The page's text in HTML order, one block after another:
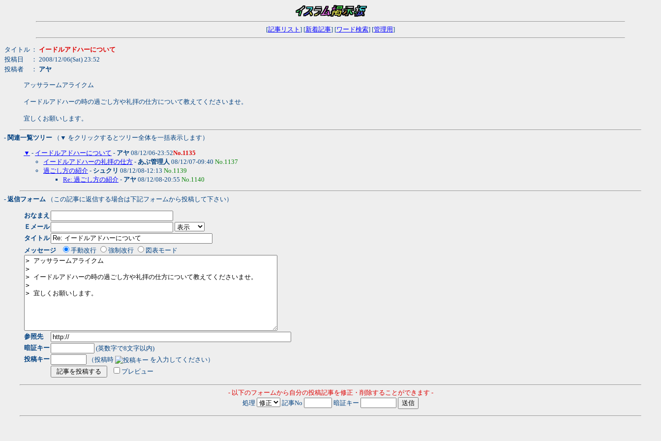
[記事リスト ] [新着記事] [ワード検索] [管理用]
タイトル ： イードルアドハーについて
投稿日
： 2008/12/06(Sat) 23:52
投稿者
： アヤ
アッサラームアライクム
イードルアドハーの時の過ごし方や礼拝の仕方について教えてくださいませ。
宜しくお願いします。
- 関連一覧ツリー （▼ をクリックするとツリー全体を一括表示します）
▼ - イードルアドハーについて - アヤ 08/12/06-23:52No.1135
イードルアドハーの礼拝の仕方 - あぶ管理人 08/12/07-09:40 No.1137
過ごし方の紹介 - シュクリ 08/12/08-12:13 No.1139
Re: 過ごし方の紹介 - アヤ 08/12/08-20:55 No.1140
- 返信フォーム （この記事に返信する場合は下記フォームから投稿して下さい）
おなまえ
Ｅメール
タイトル
メッセージ
手動改行 強制改行 図表モード
参照先
暗証キー
(英数字で8文字以内)
投稿キー
（投稿時
を入力してください）
プレビュー
- 以下のフォームから自分の投稿記事を修正・削除することができます -
処理
記事No 暗証キー